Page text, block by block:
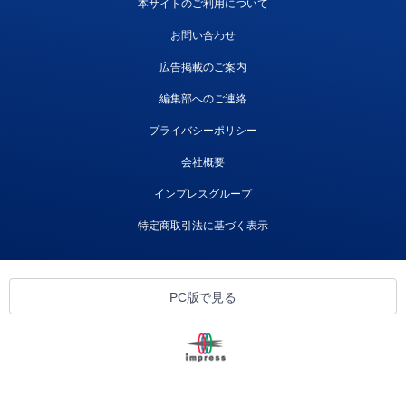
本サイトのご利用について
お問い合わせ
広告掲載のご案内
編集部へのご連絡
プライバシーポリシー
会社概要
インプレスグループ
特定商取引法に基づく表示
PC版で見る